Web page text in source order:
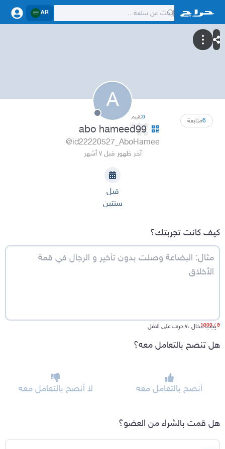
AR
A
6متابعة 0تقييم
abo hameed99
@id22220527_AboHamee
آخر ظهور قبل ٧ أشهر
قبل
سنتين
كيف كانت تجربتك؟
*يجب ادخال ٧٠ حرف على الاقل0
/ 1000
هل تنصح بالتعامل معه؟
أنصح بالتعامل معه لا أنصح بالتعامل معه
هل قمت بالشراء من العضو؟